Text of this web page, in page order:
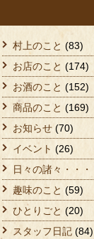
村上のこと (83)
お店のこと (174)
お酒のこと (152)
商品のこと (169)
お知らせ (70)
イベント (26)
日々の諸々・・・
趣味のこと (59)
ひとりごと (20)
スタッフ日記 (84)